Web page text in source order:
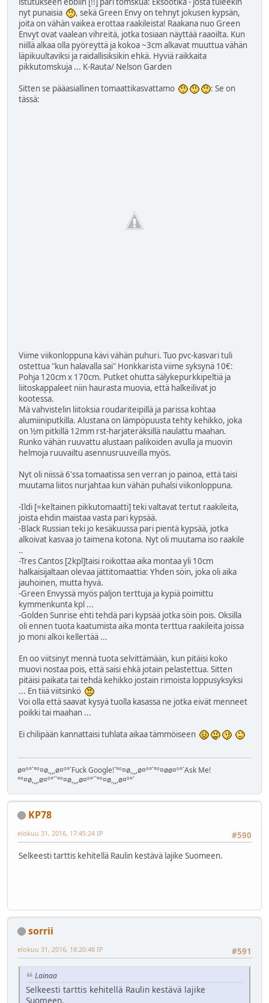
nyt punaisia
, sekä Green Envy on tehnyt jokusen kypsän,
joita on vähän vaikea erottaa raakileista! Raakana nuo Green
Envyt ovat vaalean vihreitä, jotka tosiaan näyttää raaoilta. Kun
niillä alkaa olla pyöreyttä ja kokoa ~3cm alkavat muuttua vähän
läpikuultaviksi ja raidallisiksikin ehkä. Hyviä raikkaita
pikkutomskuja ... K-Rauta/ Nelson Garden
Sitten se pääasiallinen tomaattikasvattamo
: Se on
tässä:
Viime viikonloppuna kävi vähän puhuri. Tuo pvc-kasvari tuli
ostettua "kun halavalla sai" Honkkarista viime syksynä 10€:
Pohja 120cm x 170cm. Putket ohutta sälykepurkkipeltiä ja
liitoskappaleet niin haurasta muovia, että halkeilivat jo
kootessa.
Mä vahvistelin liitoksia roudariteipillä ja parissa kohtaa
alumiiniputkilla. Alustana on lämpöpuusta tehty kehikko, joka
on ½m pitkillä 12mm rst-harjateräksillä naulattu maahan.
Runko vähän ruuvattu alustaan palikoiden avulla ja muovin
helmoja ruuvailtu asennusruuveilla myös.
Nyt oli niissä 6'ssa tomaatissa sen verran jo painoa, että taisi
muutama liitos nurjahtaa kun vähän puhalsi viikonloppuna.
-Ildi [=keltainen pikkutomaatti] teki valtavat tertut raakileita,
joista ehdin maistaa vasta pari kypsää.
-Black Russian teki jo kesäkuussa pari pientä kypsää, jotka
alkoivat kasvaa jo taimena kotona. Nyt oli muutama iso raakile
..
-Tres Cantos [2kpl]taisi roikottaa aika montaa yli 10cm
halkaisijaltaan olevaa jättitomaattia: Yhden söin, joka oli aika
jauhoinen, mutta hyvä.
-Green Envyssä myös paljon terttuja ja kypiä poimittu
kymmenkunta kpl ...
-Golden Sunrise ehti tehdä pari kypsää jotka söin pois. Oksilla
oli ennen tuota kaatumista aika monta terttua raakileita joissa
jo moni alkoi kellertää ...
En oo viitsinyt mennä tuota selvittämään, kun pitäisi koko
muovi nostaa pois, että saisi ehkä jotain pelastettua. Sitten
pitäisi paikata tai tehdä kehikko jostain rimoista loppusyksyksi
... En tiiä viitsinkö
Voi olla että saavat kysyä tuolla kasassa ne jotka eivät menneet
poikki tai maahan ...
Ei chilipään kannattaisi tuhlata aikaa tämmöiseen
ø¤º°`°º¤ø,¸¸,ø¤º°`Fuck Google!`°º¤ø,¸¸,ø¤º°`°º¤øø¤º°`Ask Me!
°º¤ø,¸¸,ø¤º°``°º¤ø,¸¸,ø¤º°``°º¤ø,¸¸,ø¤º°`
KP78
#590
elokuu 31, 2016, 17:45:24 IP
Selkeesti tarttis kehitellä Raulin kestävä lajike Suomeen.
sorrii
#591
elokuu 31, 2016, 18:20:48 IP
Lainaa
Selkeesti tarttis kehitellä Raulin kestävä lajike
Suomeen.